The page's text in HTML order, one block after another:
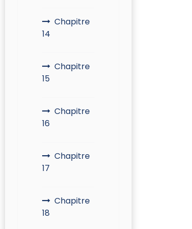
Chapitre
14
Chapitre
15
Chapitre
16
Chapitre
17
Chapitre
18